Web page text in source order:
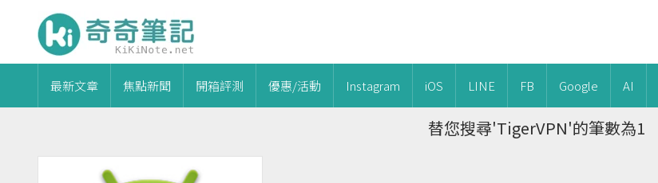
最新文章 焦點新聞 開箱評測 優惠/活動 Instagram iOS LINE FB Google AI
替您搜尋'TigerVPN'的筆數為1